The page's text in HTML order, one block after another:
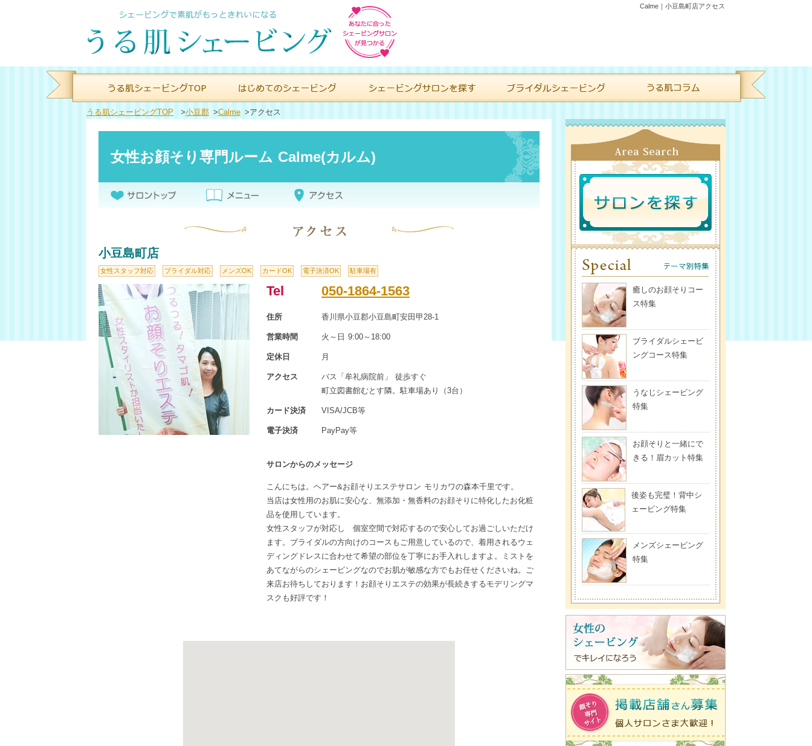
Calme｜小豆島町店アクセス
うる肌シェービングTOP >小豆郡 >Calme >アクセス
女性お顔そり専門ルーム Calme(カルム)
小豆島町店
女性スタッフ対応 ブライダル対応 メンズOK カードOK 電子決済OK 駐車場有
Tel 050-1864-1563
住所 香川県小豆郡小豆島町安田甲28-1
営業時間 火～日 9:00～18:00
定休日 月
アクセス
バス「牟礼病院前」 徒歩すぐ
町立図書館むとす隣。駐車場あり（3台）
カード決済 VISA/JCB等
電子決済 PayPay等
サロンからのメッセージ
こんにちは。ヘアー&お顔そりエステサロン モリカワの森本千里です。
当店は女性用のお肌に安心な、無添加・無香料のお顔そりに特化したお化粧
品を使用しています。
女性スタッフが対応し 個室空間で対応するので安心してお過ごしいただけ
ます。ブライダルの方向けのコースもご用意しているので、着用されるウェ
ディングドレスに合わせて希望の部位を丁寧にお手入れしますよ。ミストを
あてながらのシェービングなのでお肌が敏感な方でもお任せくださいね。ご
来店お待ちしております！お顔そりエステの効果が長続きするモデリングマ
スクも好評です！
癒しのお顔そりコー
ス特集
ブライダルシェービ
ングコース特集
うなじシェービング
特集
お顔そりと一緒にで
きる！眉カット特集
後姿も完璧！背中シ
ェービング特集
メンズシェービング
特集